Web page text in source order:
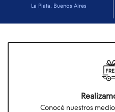
La Plata, Buenos Aires
Conocé nuestros